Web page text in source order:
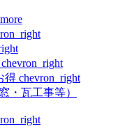
chevron_right
得 chevron_right
・瓦工事等）